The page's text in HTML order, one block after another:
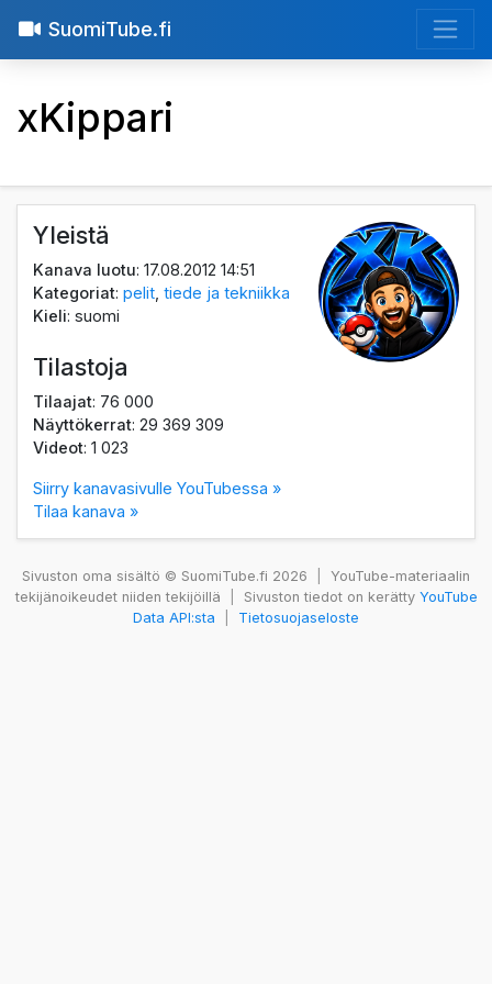
SuomiTube.fi
xKippari
Yleistä
Kanava luotu: 17.08.2012 14:51
Kategoriat:pelit ,tiede ja tekniikka
Kieli: suomi
Tilastoja
Tilaajat: 76 000
Näyttökerrat: 29 369 309
Videot: 1 023
Siirry kanavasivulle YouTubessa »
Tilaa kanava »
Sivuston oma sisältö © SuomiTube.fi 2026
YouTube-materiaalin
tekijänoikeudet niiden tekijöillä
Sivuston tiedot on kerätty YouTube
Data API:sta
Tietosuojaseloste